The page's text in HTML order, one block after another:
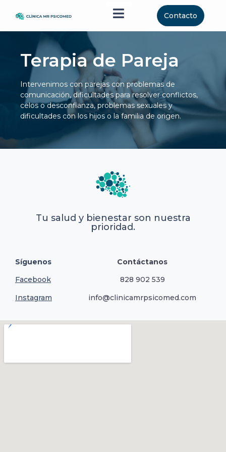
Menú conmutador
Contacto
Terapia de Pareja
Intervenimos con parejas con problemas de
comunicación, dificultades para resolver conflictos,
celos o desconfianza, problemas sexuales y
dificultades con los hijos o la familia de origen.
Tu salud y bienestar son nuestra
prioridad.
Síguenos
Facebook
Instagram
Contáctanos
828 902 539
info@clinicamrpsicomed.com